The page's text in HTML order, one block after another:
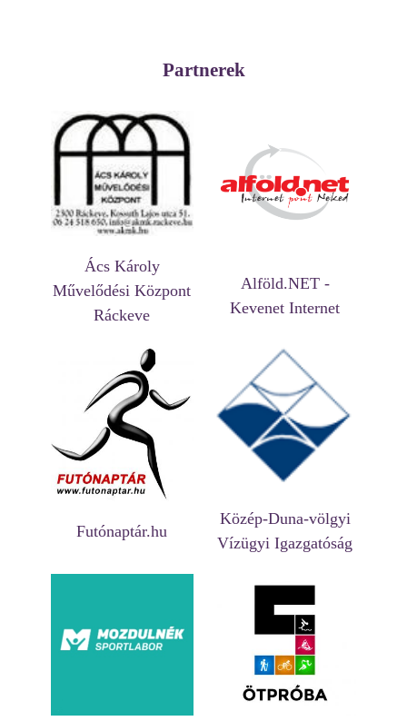
Partnerek
Ács Károly
Művelődési Központ
Ráckeve
Alföld.NET -
Kevenet Internet
Futónaptár.hu
Közép-Duna-völgyi
Vízügyi Igazgatóság